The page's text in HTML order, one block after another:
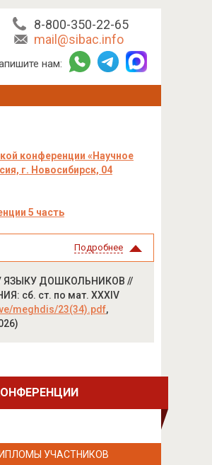
8-800-350-22-65
mail@sibac.info
нам:
конференции «Научное
г. Новосибирск, 04
5 часть
Подробнее
ЯЗЫКУ ДОШКОЛЬНИКОВ //
сб. ст. по мат. XXXIV
meghdis/23(34).pdf,
УЧАСТНИКОВ